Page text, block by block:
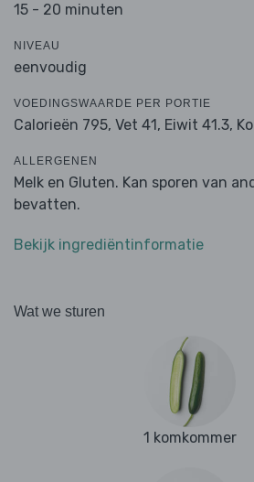
15 - 20 minuten
NIVEAU
eenvoudig
VOEDINGSWAARDE PER PORTIE
Calorieën 795, Vet 41, Eiwit 41.3,
ALLERGENEN
Melk en Gluten. Kan sporen van
bevatten.
Bekijk ingrediëntinformatie
Wat we sturen
1 komkommer